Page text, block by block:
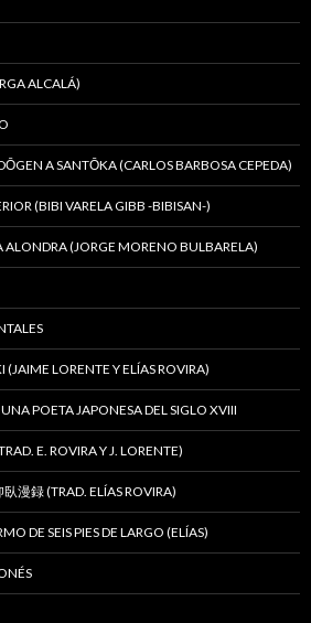
ALCALÁ)
A SANTŌKA (CARLOS BARBOSA CEPEDA)
(BIBI VARELA GIBB -BIBISAN-)
ALONDRA (JORGE MORENO BULBARELA)
(JAIME LORENTE Y ELÍAS ROVIRA)
POETA JAPONESA DEL SIGLO XVIII
E. ROVIRA Y J. LORENTE)
漫録 (TRAD. ELÍAS ROVIRA)
DE SEIS PIES DE LARGO (ELÍAS)